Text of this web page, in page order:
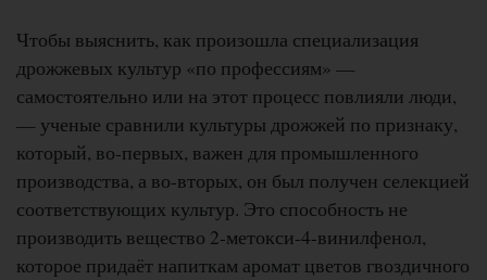
Чтобы выяснить, как произошла специализация
дрожжевых культур «по профессиям» —
самостоятельно или на этот процесс повлияли люди,
— ученые сравнили культуры дрожжей по признаку,
который, во-первых, важен для промышленного
производства, а во-вторых, он был получен селекцией
соответствующих культур. Это способность не
производить вещество 2-метокси-4-винилфенол,
которое придаёт напиткам аромат цветов гвоздичного